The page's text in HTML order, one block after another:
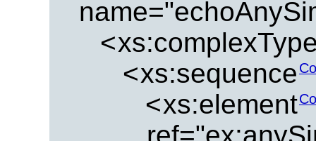
<
<xs:sequence
<xs:element